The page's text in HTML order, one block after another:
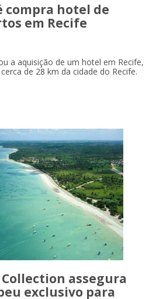
compra hotel de
em Recife
a aquisição de um hotel em Recife,
de 28 km da cidade do Recife.
assegura
exclusivo para